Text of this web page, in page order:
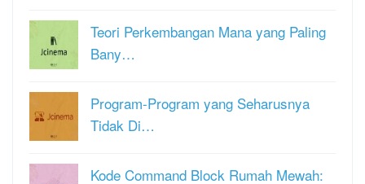
Teori Perkembangan Mana yang Paling
Bany…
Program-Program yang Seharusnya
Tidak Di…
Kode Command Block Rumah Mewah: